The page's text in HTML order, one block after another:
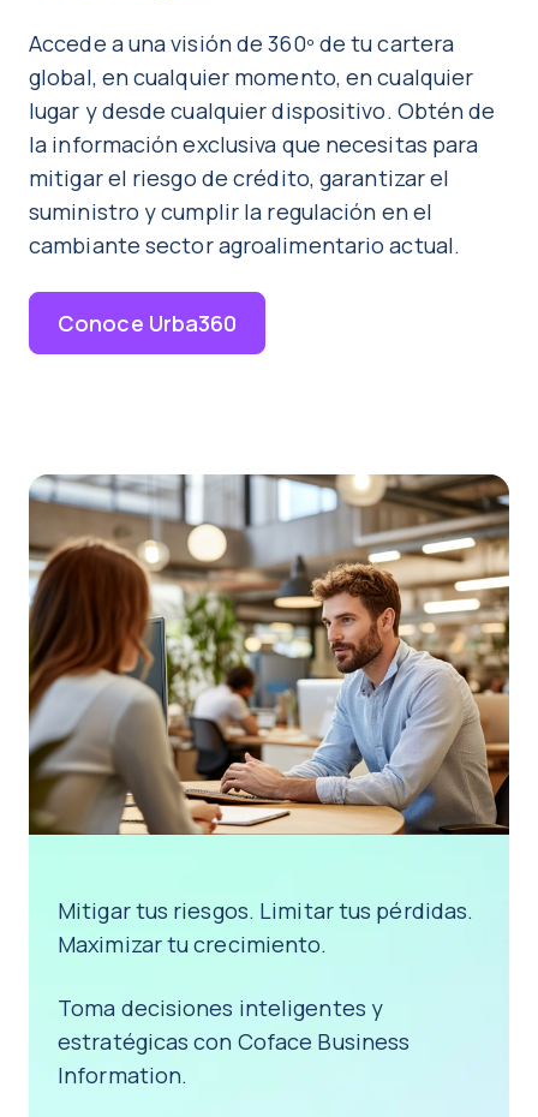
Accede a una visión de 360º de tu cartera
global, en cualquier momento, en cualquier
lugar y desde cualquier dispositivo. Obtén de
la información exclusiva que necesitas para
mitigar el riesgo de crédito, garantizar el
suministro y cumplir la regulación en el
cambiante sector agroalimentario actual.
Conoce Urba360
Mitigar tus riesgos. Limitar tus pérdidas.
Maximizar tu crecimiento.
Toma decisiones inteligentes y
estratégicas con Coface Business
Information.